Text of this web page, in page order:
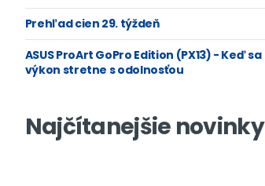
Prehľad cien 29. týždeň
ASUS ProArt GoPro Edition (PX13) - Keď sa
výkon stretne s odolnosťou
Najčítanejšie novinky